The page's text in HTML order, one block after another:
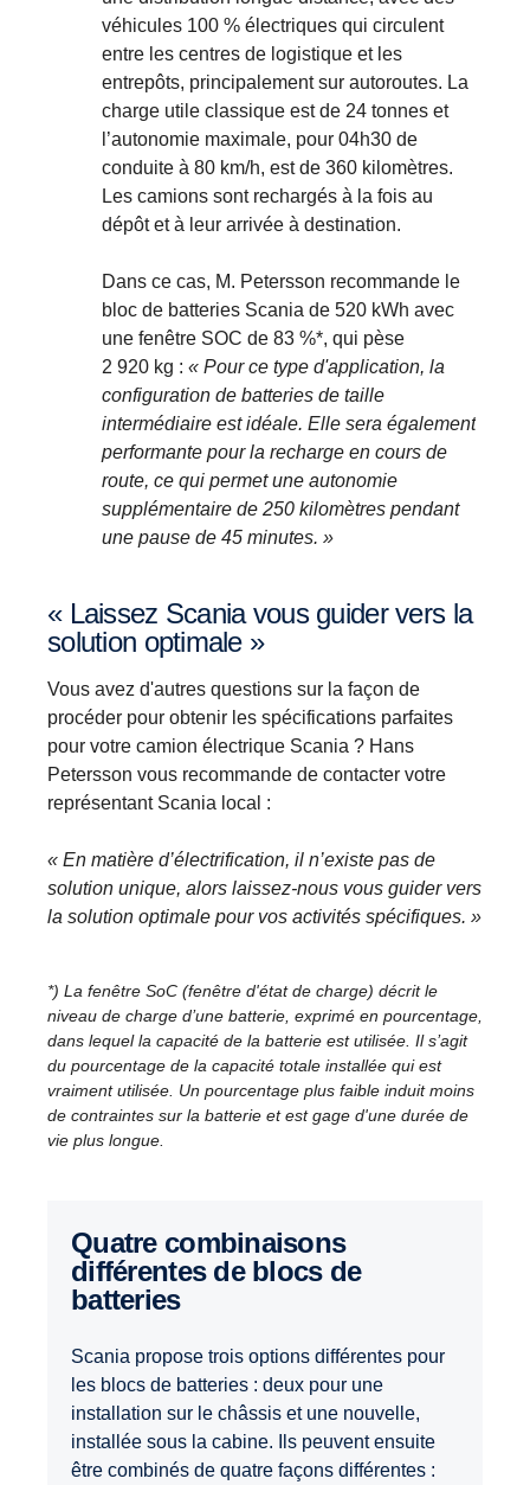
véhicules 100 % électriques qui circulent
entre les centres de logistique et les
entrepôts, principalement sur autoroutes. La
charge utile classique est de 24 tonnes et
l’autonomie maximale, pour 04h30 de
conduite à 80 km/h, est de 360 kilomètres.
Les camions sont rechargés à la fois au
dépôt et à leur arrivée à destination.
Dans ce cas, M. Petersson recommande le
bloc de batteries Scania de 520 kWh avec
une fenêtre SOC de 83 %*, qui pèse
2 920 kg : « Pour ce type d'application, la
configuration de batteries de taille
intermédiaire est idéale. Elle sera également
performante pour la recharge en cours de
route, ce qui permet une autonomie
supplémentaire de 250 kilomètres pendant
une pause de 45 minutes. »
« Laissez Scania vous guider vers la
solution optimale »
Vous avez d'autres questions sur la façon de
procéder pour obtenir les spécifications parfaites
pour votre camion électrique Scania ? Hans
Petersson vous recommande de contacter votre
représentant Scania local :
« En matière d’électrification, il n’existe pas de
solution unique, alors laissez-nous vous guider vers
la solution optimale pour vos activités spécifiques. »
*) La fenêtre SoC (fenêtre d'état de charge) décrit le
niveau de charge d’une batterie, exprimé en pourcentage,
dans lequel la capacité de la batterie est utilisée. Il s’agit
du pourcentage de la capacité totale installée qui est
vraiment utilisée. Un pourcentage plus faible induit moins
de contraintes sur la batterie et est gage d'une durée de
vie plus longue.
Quatre combinaisons
différentes de blocs de
batteries
Scania propose trois options différentes pour
les blocs de batteries : deux pour une
installation sur le châssis et une nouvelle,
installée sous la cabine. Ils peuvent ensuite
être combinés de quatre façons différentes :